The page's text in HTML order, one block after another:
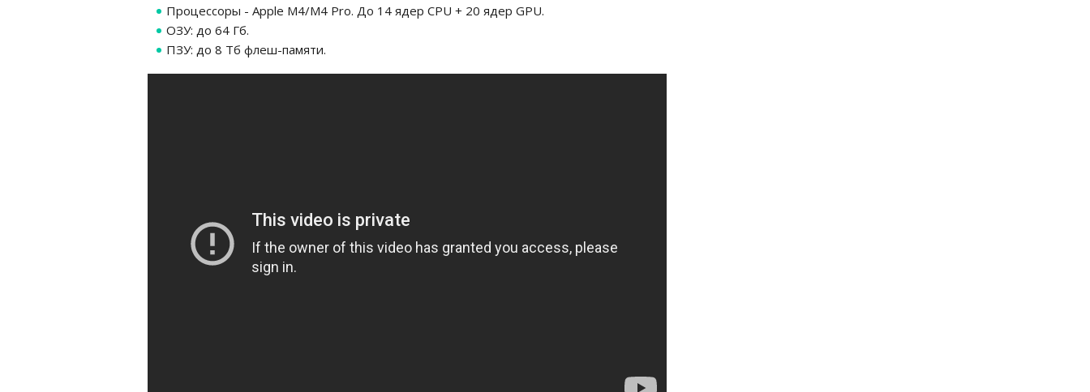
Процессоры - Apple M4/M4 Pro. До 14 ядер CPU + 20 ядер GPU.
ОЗУ: до 64 Гб.
ПЗУ: до 8 Тб флеш-памяти.